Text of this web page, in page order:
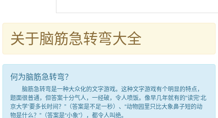
关于脑筋急转弯大全
何为脑筋急转弯？
脑筋急转弯是一种大众化的文字游戏。这种文字游戏有个明显的特点，
题面很普通，但答案十分气人，一经破，令人喷饭。像早几年就有的“读完‘北
京大学’要多长时间？”（答案是不足一秒）、“动物园里只比大象鼻子短的动
物是什么？”（答案是“小象”），都令人叫绝。